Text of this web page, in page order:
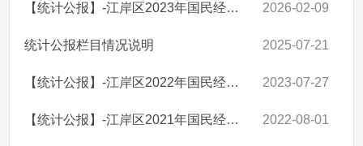
【统计公报】-江岸区2023年国民经济和社会发展统计公报 2026-02-09
统计公报栏目情况说明 2025-07-21
【统计公报】-江岸区2022年国民经济和社会发展统计公报 2023-07-27
【统计公报】-江岸区2021年国民经济和社会发展统计公报 2022-08-01